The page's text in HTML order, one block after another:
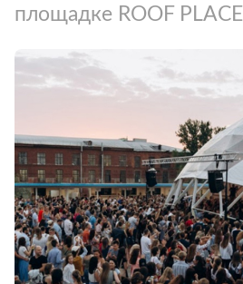
площадке ROOF PLACE